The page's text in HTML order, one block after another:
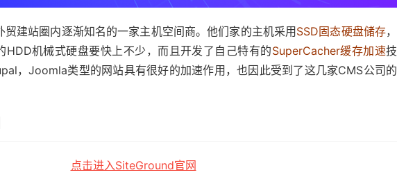
建站圈内逐渐知名的一家主机空间商。他们家的主机采用 SSD固态硬盘储存，
HDD机械式硬盘要快上不少，而且开发了自己特有的SuperCacher缓存加速技
，Joomla类型的网站具有很好的加速作用，也因此受到了这几家CMS公司的
点击进入SiteGround官网